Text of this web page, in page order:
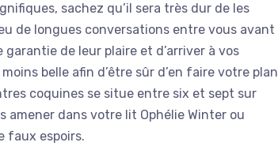
sachez qu’il sera très dur de les
de longues conversations entre vous avant
de leur plaire et d’arriver à vos
belle afin d’être sûr d’en faire votre plan
coquines se situe entre six et sept sur
amener dans votre lit Ophélie Winter ou
faux espoirs.